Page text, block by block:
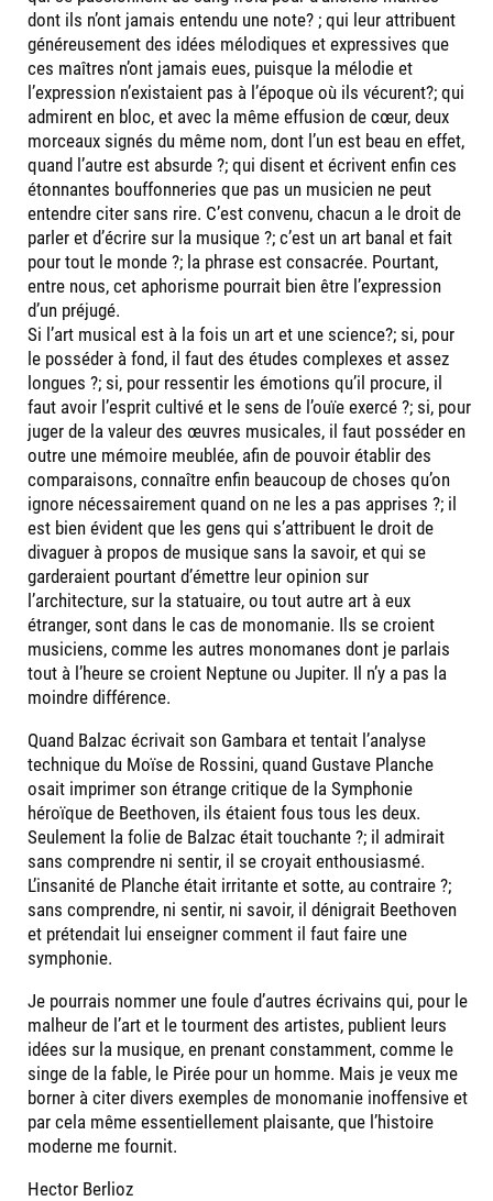
dont ils n’ont jamais entendu une note? ; qui leur attribuent
généreusement des idées mélodiques et expressives que
ces maîtres n’ont jamais eues, puisque la mélodie et
l’expression n’existaient pas à l’époque où ils vécurent?; qui
admirent en bloc, et avec la même effusion de cœur, deux
morceaux signés du même nom, dont l’un est beau en effet,
quand l’autre est absurde ?; qui disent et écrivent enfin ces
étonnantes bouffonneries que pas un musicien ne peut
entendre citer sans rire. C’est convenu, chacun a le droit de
parler et d’écrire sur la musique ?; c’est un art banal et fait
pour tout le monde ?; la phrase est consacrée. Pourtant,
entre nous, cet aphorisme pourrait bien être l’expression
d’un préjugé.
Si l’art musical est à la fois un art et une science?; si, pour
le posséder à fond, il faut des études complexes et assez
longues ?; si, pour ressentir les émotions qu’il procure, il
faut avoir l’esprit cultivé et le sens de l’ouïe exercé ?; si, pour
juger de la valeur des œuvres musicales, il faut posséder en
outre une mémoire meublée, afin de pouvoir établir des
comparaisons, connaître enfin beaucoup de choses qu’on
ignore nécessairement quand on ne les a pas apprises ?; il
est bien évident que les gens qui s’attribuent le droit de
divaguer à propos de musique sans la savoir, et qui se
garderaient pourtant d’émettre leur opinion sur
l’architecture, sur la statuaire, ou tout autre art à eux
étranger, sont dans le cas de monomanie. Ils se croient
musiciens, comme les autres monomanes dont je parlais
tout à l’heure se croient Neptune ou Jupiter. Il n’y a pas la
moindre différence.
Quand Balzac écrivait son Gambara et tentait l’analyse
technique du Moïse de Rossini, quand Gustave Planche
osait imprimer son étrange critique de la Symphonie
héroïque de Beethoven, ils étaient fous tous les deux.
Seulement la folie de Balzac était touchante ?; il admirait
sans comprendre ni sentir, il se croyait enthousiasmé.
L’insanité de Planche était irritante et sotte, au contraire ?;
sans comprendre, ni sentir, ni savoir, il dénigrait Beethoven
et prétendait lui enseigner comment il faut faire une
symphonie.
Je pourrais nommer une foule d’autres écrivains qui, pour le
malheur de l’art et le tourment des artistes, publient leurs
idées sur la musique, en prenant constamment, comme le
singe de la fable, le Pirée pour un homme. Mais je veux me
borner à citer divers exemples de monomanie inoffensive et
par cela même essentiellement plaisante, que l’histoire
moderne me fournit.
Hector Berlioz